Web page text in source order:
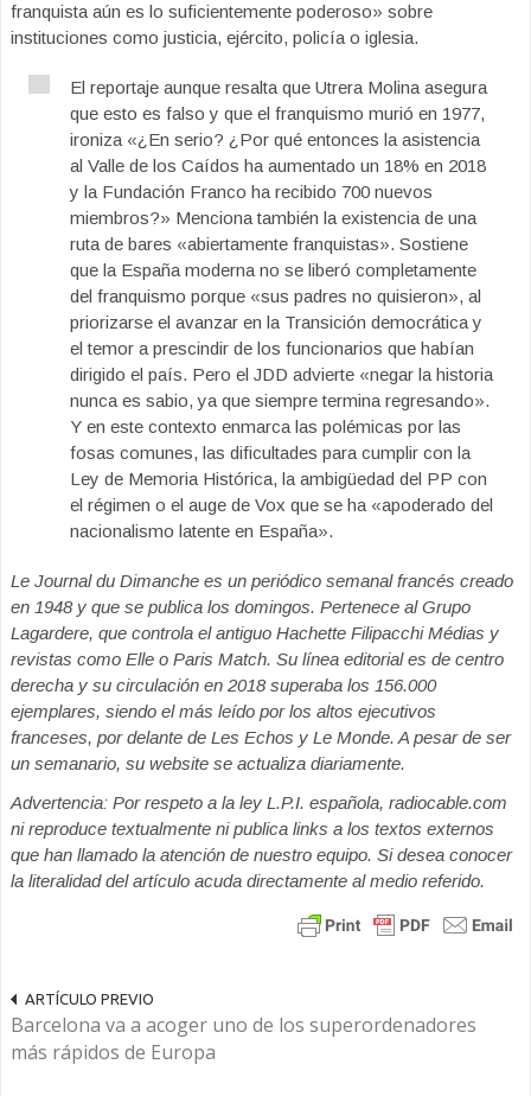
franquista aún es lo suficientemente poderoso» sobre
instituciones como justicia, ejército, policía o iglesia.
El reportaje aunque resalta que Utrera Molina asegura
que esto es falso y que el franquismo murió en 1977,
ironiza «¿En serio? ¿Por qué entonces la asistencia
al Valle de los Caídos ha aumentado un 18% en 2018
y la Fundación Franco ha recibido 700 nuevos
miembros?» Menciona también la existencia de una
ruta de bares «abiertamente franquistas». Sostiene
que la España moderna no se liberó completamente
del franquismo porque «sus padres no quisieron», al
priorizarse el avanzar en la Transición democrática y
el temor a prescindir de los funcionarios que habían
dirigido el país. Pero el JDD advierte «negar la historia
nunca es sabio, ya que siempre termina regresando».
Y en este contexto enmarca las polémicas por las
fosas comunes, las dificultades para cumplir con la
Ley de Memoria Histórica, la ambigüedad del PP con
el régimen o el auge de Vox que se ha «apoderado del
nacionalismo latente en España».
Le Journal du Dimanche es un periódico semanal francés creado
en 1948 y que se publica los domingos. Pertenece al Grupo
Lagardere, que controla el antiguo Hachette Filipacchi Médias y
revistas como Elle o Paris Match. Su línea editorial es de centro
derecha y su circulación en 2018 superaba los 156.000
ejemplares, siendo el más leído por los altos ejecutivos
franceses, por delante de Les Echos y Le Monde. A pesar de ser
un semanario, su website se actualiza diariamente.
Advertencia: Por respeto a la ley L.P.I. española, radiocable.com
ni reproduce textualmente ni publica links a los textos externos
que han llamado la atención de nuestro equipo. Si desea conocer
la literalidad del artículo acuda directamente al medio referido.
ARTÍCULO PREVIO
Barcelona va a acoger uno de los superordenadores
más rápidos de Europa